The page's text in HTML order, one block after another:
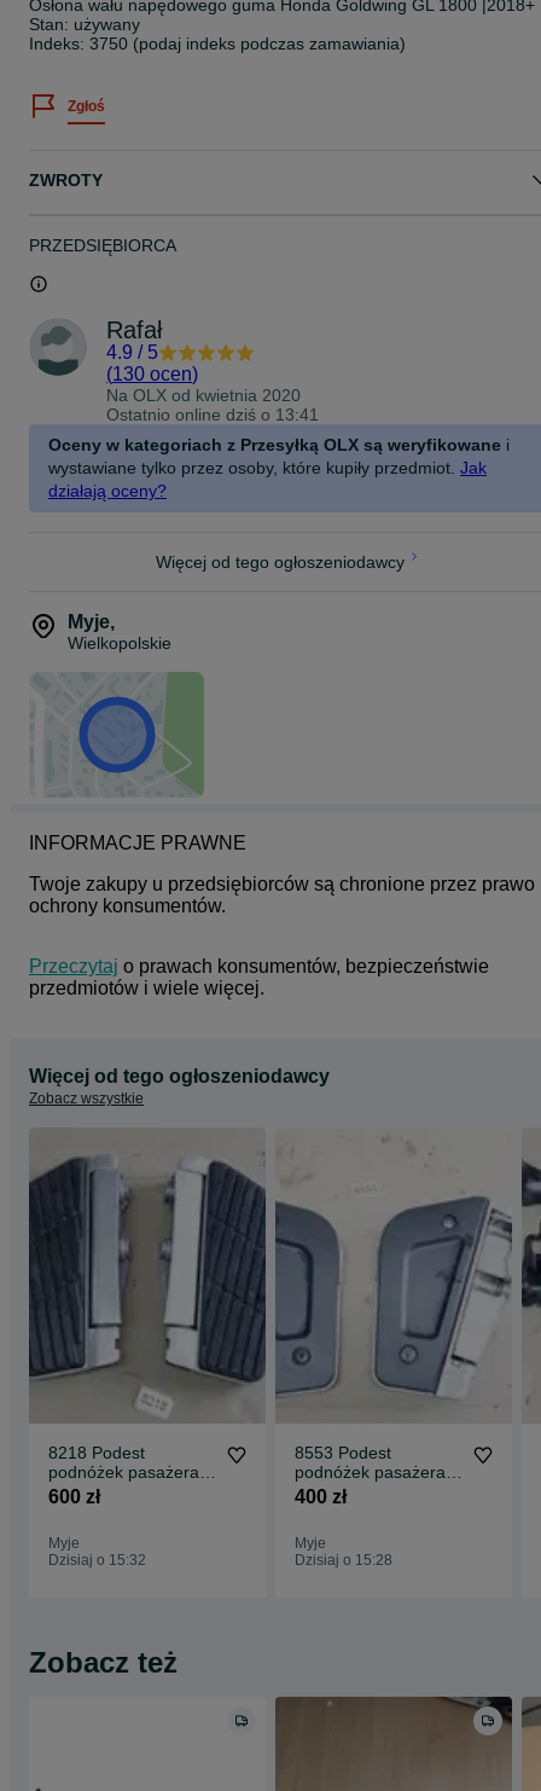
Osłona wału napędowego guma Honda Goldwing GL 1800 |2018+
Stan: używany
Indeks: 3750 (podaj indeks podczas zamawiania)
Zgłoś
ZWROTY
PRZEDSIĘBIORCA
Rafał
4.9 / 5
(130 ocen)
Na OLX od kwietnia 2020
Ostatnio online dziś o 13:41
Oceny w kategoriach z Przesyłką OLX są weryfikowane i
wystawiane tylko przez osoby, które kupiły przedmiot. Jak
działają oceny?
Więcej od tego ogłoszeniodawcy
Myje,
Wielkopolskie
INFORMACJE PRAWNE
Twoje zakupy u przedsiębiorców są chronione przez prawo
ochrony konsumentów.
Przeczytaj o prawach konsumentów, bezpieczeństwie
przedmiotów i wiele więcej.
Więcej od tego ogłoszeniodawcy
Zobacz wszystkie
8218 Podest
podnóżek pasażera
Honda Goldwing
600 zł
Myje
Dzisiaj o 15:32
8553 Podest
podnóżek pasażera
Honda Goldwing
400 zł
Myje
Dzisiaj o 15:28
Zobacz też